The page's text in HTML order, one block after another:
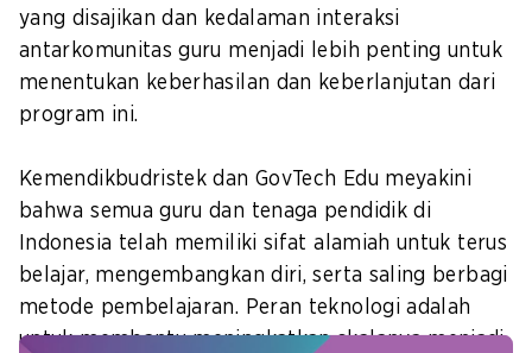
yang disajikan dan kedalaman interaksi
antarkomunitas guru menjadi lebih penting untuk
menentukan keberhasilan dan keberlanjutan dari
program ini.
Kemendikbudristek dan GovTech Edu meyakini
bahwa semua guru dan tenaga pendidik di
Indonesia telah memiliki sifat alamiah untuk terus
belajar, mengembangkan diri, serta saling berbagi
metode pembelajaran. Peran teknologi adalah
untuk membantu meningkatkan skalanya menjadi